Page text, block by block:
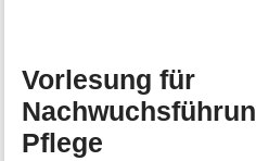
Vorlesung für
Pflege